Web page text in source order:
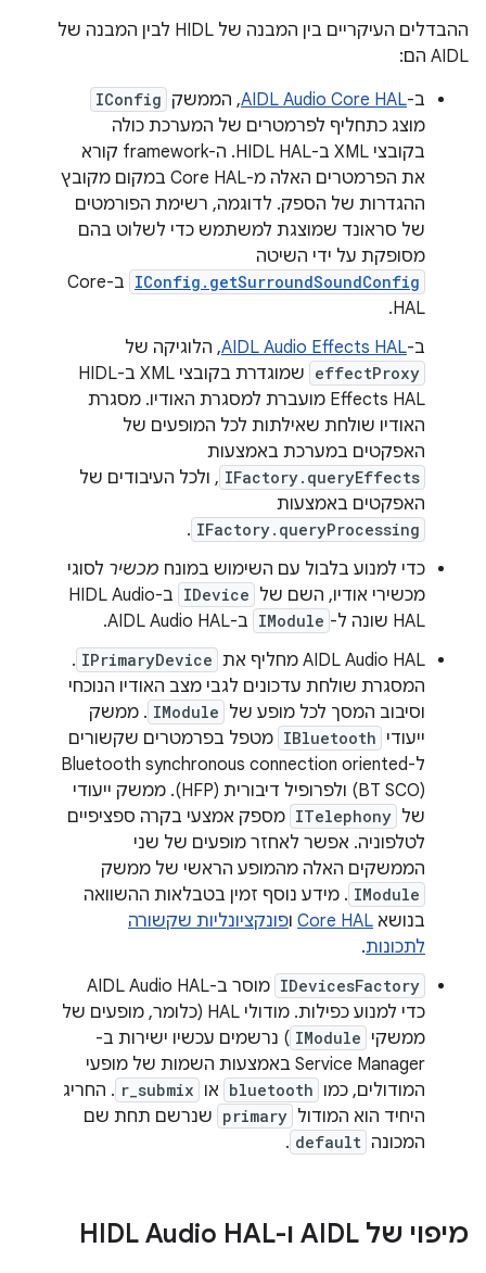
ההבדלים העיקריים בין המבנה של HIDL לבין המבנה של
AIDL הם:
ב-AIDL Audio Core HAL, הממשק IConfig
מוצג כתחליף לפרמטרים של המערכת כולה
בקובצי XML ב-HIDL HAL. ה-framework קורא
את הפרמטרים האלה מ-Core HAL במקום מקובץ
ההגדרות של הספק. לדוגמה, רשימת הפורמטים
של סראונד שמוצגת למשתמש כדי לשלוט בהם
מסופקת על ידי השיטה
IConfig.getSurroundSoundConfig
ב-Core
HAL.
ב-AIDL Audio Effects HAL, הלוגיקה של
effectProxy
שמוגדרת בקובצי XML ב-HIDL
Effects HAL מועברת למסגרת האודיו. מסגרת
האודיו שולחת שאילתות לכל המופעים של
האפקטים במערכת באמצעות
IFactory.queryEffects , ולכל העיבודים של
האפקטים באמצעות
IFactory.queryProcessing
.
כדי למנוע בלבול עם השימוש במונח מכשיר לסוגי
מכשירי אודיו, השם של IDevice
ב-HIDL Audio
HAL שונה ל-
IModule ב-AIDL Audio HAL.
‫AIDL Audio HAL מחליף את
IPrimaryDevice
.
המסגרת שולחת עדכונים לגבי מצב האודיו הנוכחי
וסיבוב המסך לכל מופע של IModule . ממשק
ייעודי IBluetooth מטפל בפרמטרים שקשורים
ל-Bluetooth synchronous connection oriented
(BT SCO) ולפרופיל דיבורית (HFP). ממשק ייעודי
של ITelephony מספק אמצעי בקרה ספציפיים
לטלפוניה. אפשר לאחזר מופעים של שני
הממשקים האלה מהמופע הראשי של ממשק
IModule . מידע נוסף זמין בטבלאות ההשוואה
בנושא Core HAL ופונקציונליות שקשורה
לתכונות.
IDevicesFactory
מוסר ב-AIDL Audio HAL
כדי למנוע כפילות. מודולי HAL (כלומר, מופעים של
ממשקי IModule ) נרשמים עכשיו ישירות ב-
Service Manager באמצעות השמות של מופעי
המודולים, כמו bluetooth או r_submix . החריג
היחיד הוא המודול primary שנרשם תחת שם
המכונה default
.
מיפוי של AIDL ו-HIDL Audio HAL